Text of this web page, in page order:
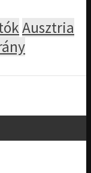
Ausztria